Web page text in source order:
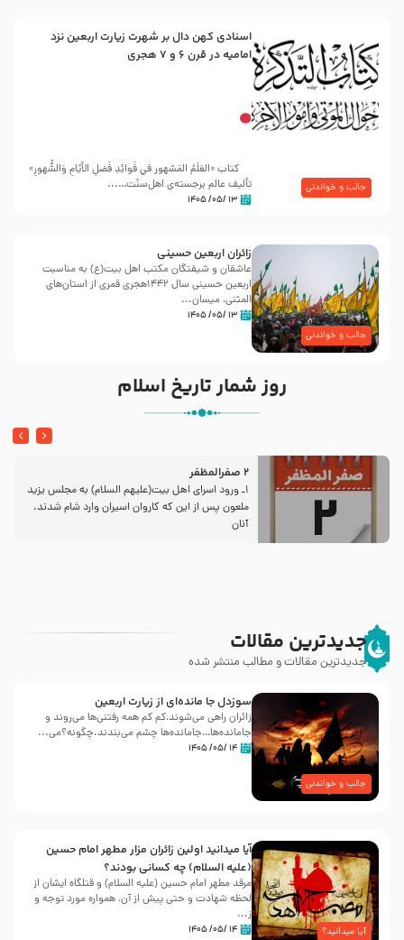
جالب و خواندنی
اسنادی کهن دال بر شهرت زیارت اربعین نزد
امامیه در قرن ۶ و ۷ هجری
کتاب «العَلَمُ المَشهور في فَوائِدِ فَضلِ الأيّامِ وَالشُّهورِ»
تألیف عالم برجسته‌ی اهل‌سنّت…...
۱۳ /۰۵/ ۱۴۰۵
جالب و خواندنی
زائران اربعین حسینی
عاشقان و شیفتگان مکتب اهل بیت(ع) به مناسبت
اربعین حسینی سال ۱۴۴۲هجری قمری از استان‌های
المثنی، میسان...
۱۳ /۰۵/ ۱۴۰۵
روز شمار تاریخ اسلام
2 صفرالمظفر
1ـ ورود اسراى اهل بیت‌(علیهم السلام) به مجلس یزید
ملعون پس از این كه كاروان اسیران وارد شام شدند،
آنان
جدیدترین مقالات
جدیدترین مقالات و مطالب منتشر شده
جالب و خواندنی
سوزدل جا مانده‌ای از زیارت اربعین
زائران راهی می‌شوند،کم‌ کم همه رفتنی‌ها می‌روند و
جامانده‌ها…جامانده‌ها چشم می‌بندند.چگونه؟می‌...
۱۴ /۰۵/ ۱۴۰۵
آیا میدانید؟
آیا میدانید اولین زائران مزار مطهر امام حسین
(علیه السلام) چه کسانی بودند؟
مرقد مطهر امام حسین (علیه السلام) و قتلگاه ایشان از
لحظه شهادت و حتی پیش از آن، همواره مورد توجه و
ز...
۱۴ /۰۵/ ۱۴۰۵